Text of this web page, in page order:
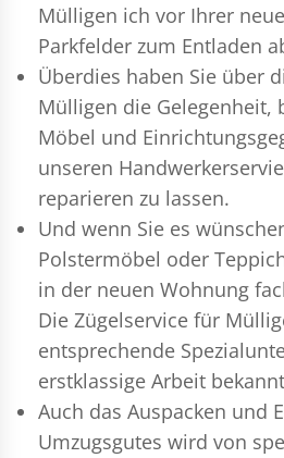
Mülligen ich vor Ihrer
Parkfelder zum Entladen
Überdies haben Sie über
Mülligen die Gelegenheit,
Möbel und
unseren
reparieren zu lassen.
Und wenn Sie es
Polstermöbel oder
in der neuen Wohnung
Die Zügelservice für
entsprechende
erstklassige Arbeit
Auch das Auspacken und
Umzugsgutes wird von